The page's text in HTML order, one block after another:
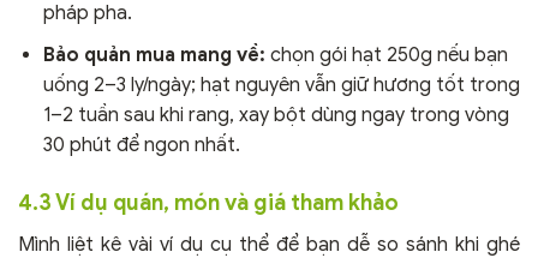
pháp pha.
Bảo quản mua mang về: chọn gói hạt 250g nếu bạn
uống 2–3 ly/ngày; hạt nguyên vẫn giữ hương tốt trong
1–2 tuần sau khi rang, xay bột dùng ngay trong vòng
30 phút để ngon nhất.
4.3 Ví dụ quán, món và giá tham khảo
Mình liệt kê vài ví dụ cụ thể để bạn dễ so sánh khi ghé